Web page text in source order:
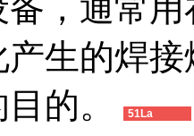
，通常
产生的焊
的。
51La